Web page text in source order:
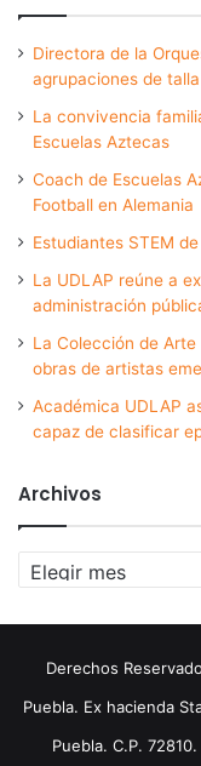
Directora de la
agrupaciones de
La convivencia
Escuelas Aztecas
Coach de Escuelas
Football en Alemania
Estudiantes STEM
La UDLAP reúne a
administración
La Colección de
obras de artistas
Académica UDLAP
capaz de clasificar
Archivos
Archivos
Derechos
Puebla. Ex hacienda
Puebla. C.P.